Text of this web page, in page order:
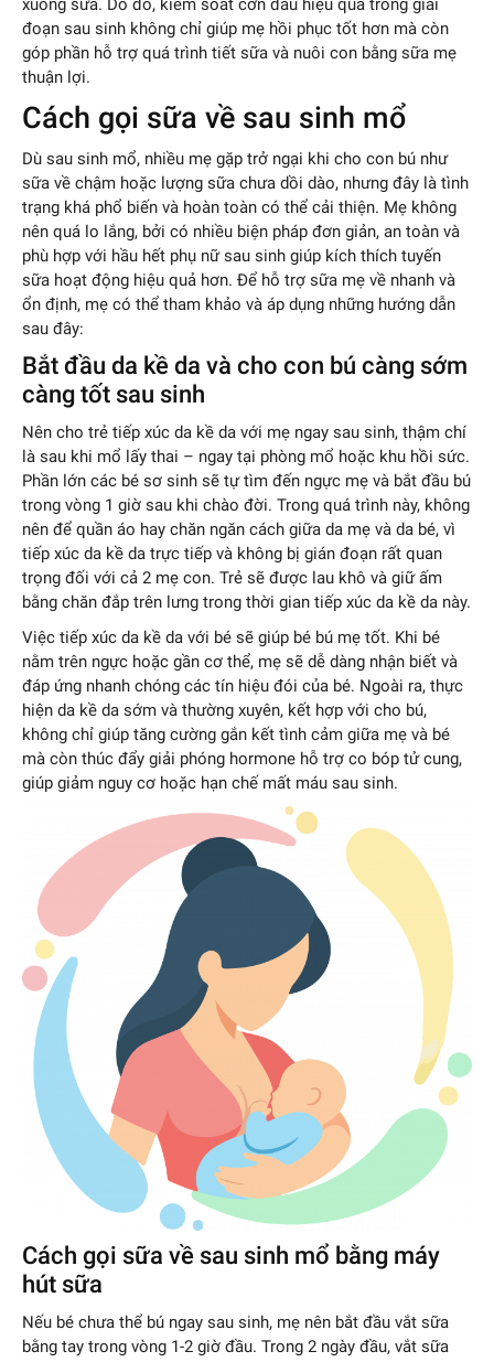
xuống sữa. Do đó, kiểm soát cơn đau hiệu quả trong giai
đoạn sau sinh không chỉ giúp mẹ hồi phục tốt hơn mà còn
góp phần hỗ trợ quá trình tiết sữa và nuôi con bằng sữa mẹ
thuận lợi.
Cách gọi sữa về sau sinh mổ
Dù sau sinh mổ, nhiều mẹ gặp trở ngại khi cho con bú như
sữa về chậm hoặc lượng sữa chưa dồi dào, nhưng đây là tình
trạng khá phổ biến và hoàn toàn có thể cải thiện. Mẹ không
nên quá lo lắng, bởi có nhiều biện pháp đơn giản, an toàn và
phù hợp với hầu hết phụ nữ sau sinh giúp kích thích tuyến
sữa hoạt động hiệu quả hơn. Để hỗ trợ sữa mẹ về nhanh và
ổn định, mẹ có thể tham khảo và áp dụng những hướng dẫn
sau đây:
Bắt đầu da kề da và cho con bú càng sớm
càng tốt sau sinh
Nên cho trẻ tiếp xúc da kề da với mẹ ngay sau sinh, thậm chí
là sau khi mổ lấy thai – ngay tại phòng mổ hoặc khu hồi sức.
Phần lớn các bé sơ sinh sẽ tự tìm đến ngực mẹ và bắt đầu bú
trong vòng 1 giờ sau khi chào đời. Trong quá trình này, không
nên để quần áo hay chăn ngăn cách giữa da mẹ và da bé, vì
tiếp xúc da kề da trực tiếp và không bị gián đoạn rất quan
trọng đối với cả 2 mẹ con. Trẻ sẽ được lau khô và giữ ấm
bằng chăn đắp trên lưng trong thời gian tiếp xúc da kề da này.
Việc tiếp xúc da kề da với bé sẽ giúp bé bú mẹ tốt. Khi bé
nằm trên ngực hoặc gần cơ thể, mẹ sẽ dễ dàng nhận biết và
đáp ứng nhanh chóng các tín hiệu đói của bé. Ngoài ra, thực
hiện da kề da sớm và thường xuyên, kết hợp với cho bú,
không chỉ giúp tăng cường gắn kết tình cảm giữa mẹ và bé
mà còn thúc đẩy giải phóng hormone hỗ trợ co bóp tử cung,
giúp giảm nguy cơ hoặc hạn chế mất máu sau sinh.
Cách gọi sữa về sau sinh mổ bằng máy
hút sữa
Nếu bé chưa thể bú ngay sau sinh, mẹ nên bắt đầu vắt sữa
bằng tay trong vòng 1-2 giờ đầu. Trong 2 ngày đầu, vắt sữa